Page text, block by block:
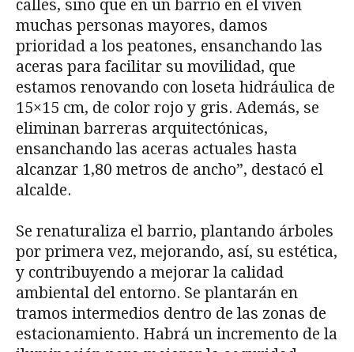
calles, sino que en un barrio en el viven
muchas personas mayores, damos
prioridad a los peatones, ensanchando las
aceras para facilitar su movilidad, que
estamos renovando con loseta hidráulica de
15×15 cm, de color rojo y gris. Además, se
eliminan barreras arquitectónicas,
ensanchando las aceras actuales hasta
alcanzar 1,80 metros de ancho”, destacó el
alcalde.
Se renaturaliza el barrio, plantando árboles
por primera vez, mejorando, así, su estética,
y contribuyendo a mejorar la calidad
ambiental del entorno. Se plantarán en
tramos intermedios dentro de las zonas de
estacionamiento. Habrá un incremento de la